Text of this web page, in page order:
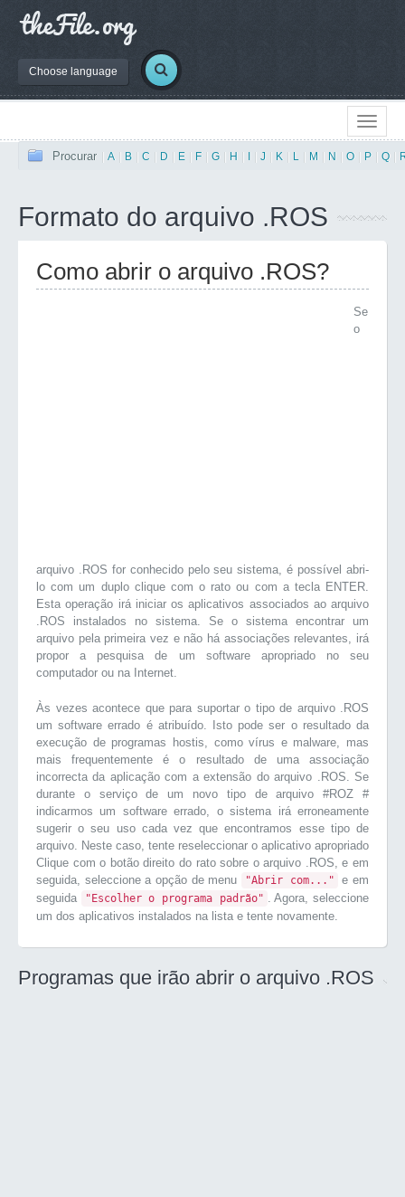
Choose language
Procurar A B C D E F G H J K L M N O P Q
Formato do arquivo .ROS
Como abrir o arquivo .ROS?
Se
o
arquivo .ROS for conhecido pelo seu sistema, é possível abri-
lo com um duplo clique com o rato ou com a tecla ENTER.
Esta operação irá iniciar os aplicativos associados ao arquivo
.ROS instalados no sistema. Se o sistema encontrar um
arquivo pela primeira vez e não há associações relevantes, irá
propor a pesquisa de um software apropriado no seu
computador ou na Internet.
Às vezes acontece que para suportar o tipo de arquivo .ROS
um software errado é atribuído. Isto pode ser o resultado da
execução de programas hostis, como vírus e malware, mas
mais frequentemente é o resultado de uma associação
incorrecta da aplicação com a extensão do arquivo .ROS. Se
durante o serviço de um novo tipo de arquivo #ROZ #
indicarmos um software errado, o sistema irá erroneamente
sugerir o seu uso cada vez que encontramos esse tipo de
arquivo. Neste caso, tente reseleccionar o aplicativo apropriado
Clique com o botão direito do rato sobre o arquivo .ROS, e em
seguida, seleccione a opção de menu
"Abrir com..."
e em
seguida
"Escolher o programa padrão" . Agora, seleccione
um dos aplicativos instalados na lista e tente novamente.
Programas que irão abrir o arquivo .ROS